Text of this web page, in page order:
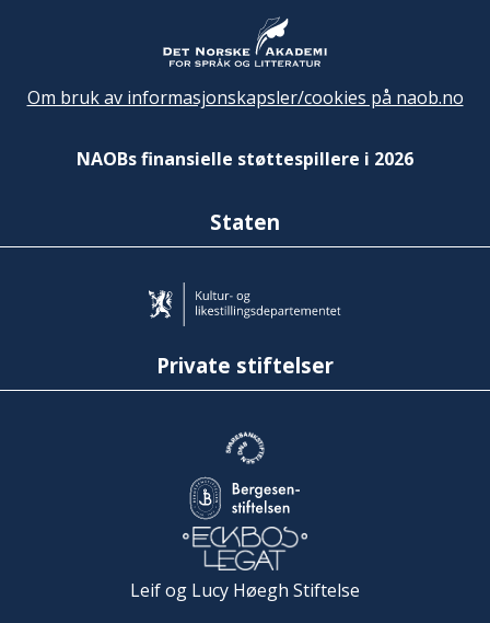
Om bruk av informasjonskapsler/cookies på naob.no
NAOBs finansielle støttespillere i 2026
Staten
Private stiftelser
Leif og Lucy Høegh Stiftelse